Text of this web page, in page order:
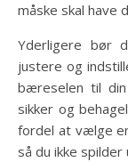
måske skal have
Yderligere bør
justere og
bæreselen til
sikker og
fordel at vælge
så du ikke